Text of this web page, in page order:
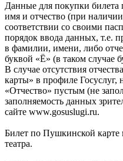
Данные для покупки
имя и отчество (при
соответствии со своими
порядок ввода данных, т.е.
в фамилии, имени, либо
буквой «Ё» (в таком случае
В случае отсутствия
карты» в профиле Госуслуг,
«Отчество» пустым (не
заполняемость данных
сайте www.gosuslugi.ru.
Билет по Пушкинской карте
театра.